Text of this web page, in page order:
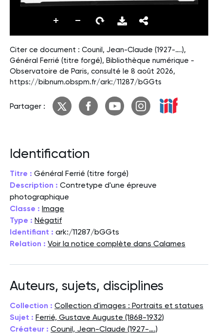
Citer ce document : Counil, Jean-Claude (1927-….),
Général Ferrié (titre forgé), Bibliothèque numérique -
Observatoire de Paris, consulté le 8 août 2026,
https://bibnum.obspm.fr/ark:/11287/bGGts
Partager :
Identification
Titre : Général Ferrié (titre forgé)
Description : Contretype d'une épreuve
photographique
Classe : Image
Type : Négatif
Identifiant : ark:/11287/bGGts
Relation : Voir la notice complète dans Calames
Auteurs, sujets, disciplines
Collection : Collection d'images : Portraits et statues
Sujet : Ferrié, Gustave Auguste (1868-1932)
Créateur : Counil, Jean-Claude (1927-….)